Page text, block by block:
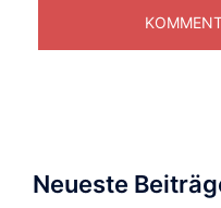
Neueste